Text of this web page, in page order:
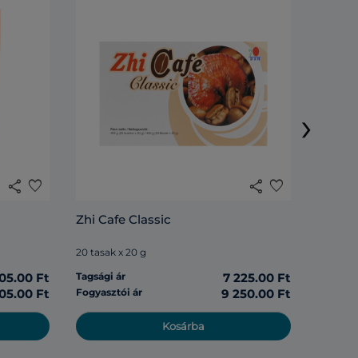
share favorite
Ft
Ft
share favorite
Zhi Cafe Classic
20 tasak x 20 g
Tagsági ár
7 225.00 Ft
Fogyasztói ár 9 250.00 Ft
Kosárba
›